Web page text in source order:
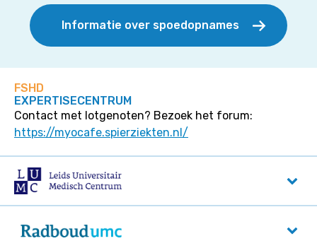
Informatie over spoedopnames
FSHD
EXPERTISECENTRUM
Contact met lotgenoten? Bezoek het forum:
https://myocafe.spierziekten.nl/
LUMC